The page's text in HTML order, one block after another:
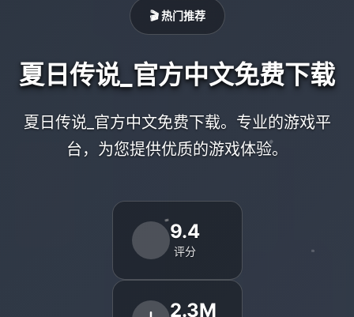
🎬 热门推荐
夏日传说_官方中文免费下载
夏日传说_官方中文免费下载。专业的游戏平
台，为您提供优质的游戏体验。
9.4
评分
2.3M